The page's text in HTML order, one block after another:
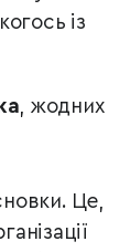
із
, жодних
Це,